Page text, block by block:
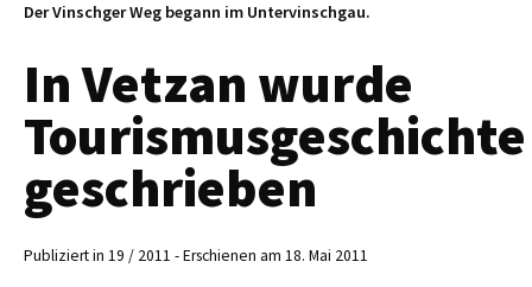
Der Vinschger Weg begann im Untervinschgau.
In Vetzan wurde
Tourismusgeschichte
geschrieben
Publiziert in 19 / 2011 - Erschienen am 18. Mai 2011